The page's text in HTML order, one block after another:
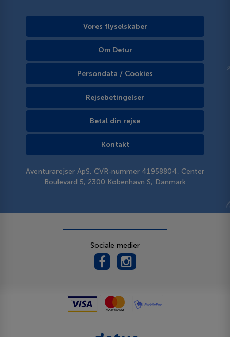
Vores flyselskaber
Om Detur
Persondata / Cookies
Rejsebetingelser
Betal din rejse
Kontakt
Aventurarejser ApS, CVR-nummer 41958804, Center
Boulevard 5, 2300 København S, Danmark
Sociale medier